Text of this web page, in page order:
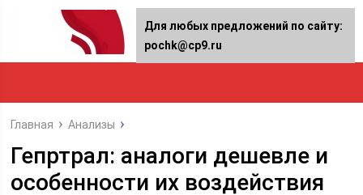
Главная Анализы
Гепртрал: аналоги дешевле и
особенности их воздействия
Для любых предложений по сайту:
pochk@cp9.ru